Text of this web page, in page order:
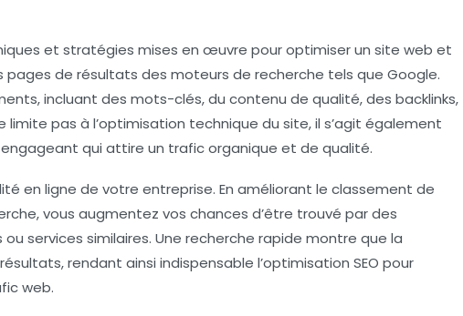
et stratégies mises en œuvre pour optimiser un site web et
de résultats des moteurs de recherche tels que Google.
incluant des mots-clés, du contenu de qualité, des backlinks,
limite pas à l’optimisation technique du site, il s’agit également
qui attire un trafic organique et de qualité.
en ligne de votre entreprise. En améliorant le classement de
vous augmentez vos chances d’être trouvé par des
services similaires. Une recherche rapide montre que la
rendant ainsi indispensable l’optimisation SEO pour
web.